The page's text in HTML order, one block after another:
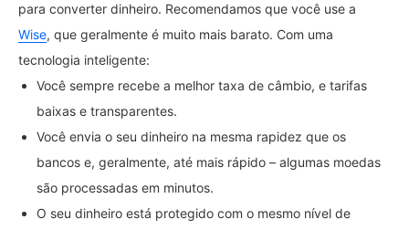
para converter dinheiro. Recomendamos que você use a
Wise, que geralmente é muito mais barato. Com uma
tecnologia inteligente:
Você sempre recebe a melhor taxa de câmbio, e tarifas
baixas e transparentes.
Você envia o seu dinheiro na mesma rapidez que os
bancos e, geralmente, até mais rápido – algumas moedas
são processadas em minutos.
O seu dinheiro está protegido com o mesmo nível de